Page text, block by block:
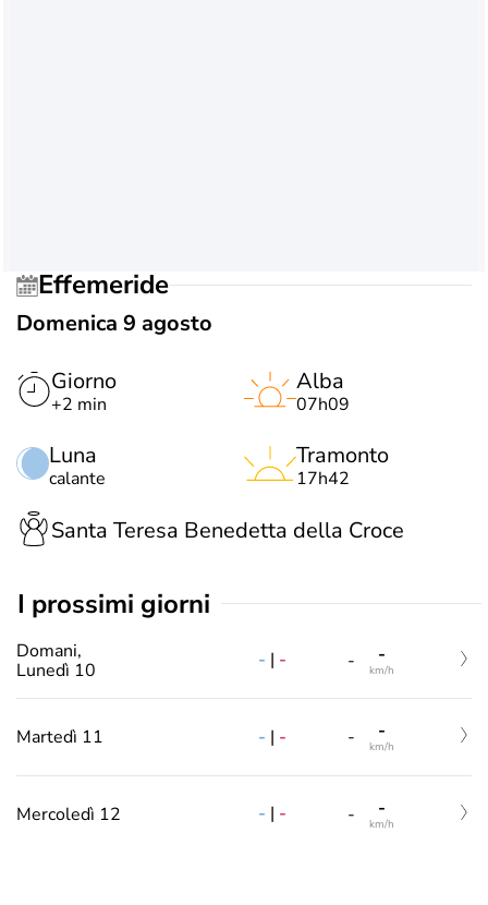
Effemeride
Domenica 9 agosto
Giorno
+2 min
Luna
calante
Alba
07h09
Tramonto
17h42
Santa Teresa Benedetta della Croce
i prossimi giorni
Domani,
Lunedì 10
- | - - -
km/h
Martedì 11 - | - - -
km/h
Mercoledì 12 - | - - -
km/h